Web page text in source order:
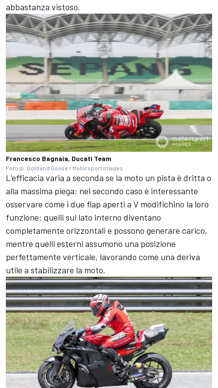
abbastanza vistoso.
Francesco Bagnaia, Ducati Team
Foto di: Gold and Goose / Motorsport Images
L’efficacia varia a seconda se la moto un pista è dritta o
alla massima piega: nel secondo caso è interessante
osservare come i due flap aperti a V modifichino la loro
funzione: quelli sul lato interno diventano
completamente orizzontali e possono generare carico,
mentre quelli esterni assumono una posizione
perfettamente verticale, lavorando come una deriva
utile a stabilizzare la moto.